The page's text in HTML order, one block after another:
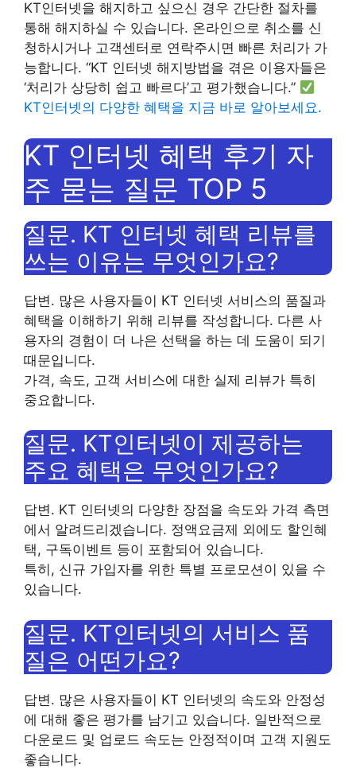
KT인터넷을 해지하고 싶으신 경우 간단한 절차를
통해 해지하실 수 있습니다. 온라인으로 취소를 신
청하시거나 고객센터로 연락주시면 빠른 처리가 가
능합니다. “KT 인터넷 해지방법을 겪은 이용자들은
‘처리가 상당히 쉽고 빠르다’고 평가했습니다.”
KT인터넷의 다양한 혜택을 지금 바로 알아보세요.
KT 인터넷 혜택 후기 자
주 묻는 질문 TOP 5
질문. KT 인터넷 혜택 리뷰를
쓰는 이유는 무엇인가요?
답변. 많은 사용자들이 KT 인터넷 서비스의 품질과
혜택을 이해하기 위해 리뷰를 작성합니다. 다른 사
용자의 경험이 더 나은 선택을 하는 데 도움이 되기
때문입니다.
가격, 속도, 고객 서비스에 대한 실제 리뷰가 특히
중요합니다.
질문. KT인터넷이 제공하는
주요 혜택은 무엇인가요?
답변. KT 인터넷의 다양한 장점을 속도와 가격 측면
에서 알려드리겠습니다. 정액요금제 외에도 할인혜
택, 구독이벤트 등이 포함되어 있습니다.
특히, 신규 가입자를 위한 특별 프로모션이 있을 수
있습니다.
질문. KT인터넷의 서비스 품
질은 어떤가요?
답변. 많은 사용자들이 KT 인터넷의 속도와 안정성
에 대해 좋은 평가를 남기고 있습니다. 일반적으로
다운로드 및 업로드 속도는 안정적이며 고객 지원도
좋습니다.